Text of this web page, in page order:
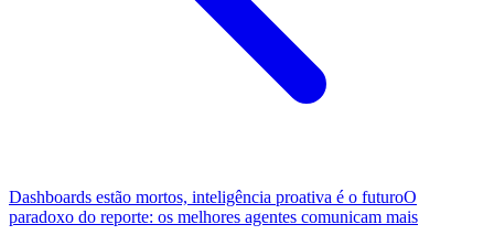
Dashboards estão mortos, inteligência proativa é o futuroO
paradoxo do reporte: os melhores agentes comunicam mais